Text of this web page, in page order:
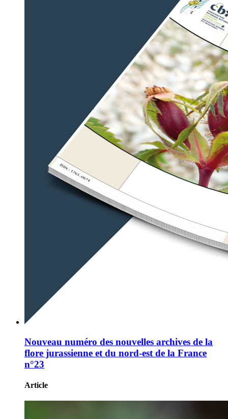
Nouveau numéro des nouvelles archives de la
flore jurassienne et du nord-est de la France
n°23
Article